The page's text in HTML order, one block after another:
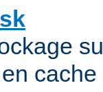
cache